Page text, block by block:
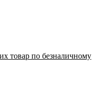
товар по безналичному